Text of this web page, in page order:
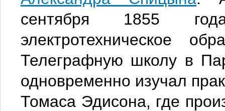
сентября 1855
электротехническое
Телеграфную школу в
одновременно изучал
Томаса Эдисона, где